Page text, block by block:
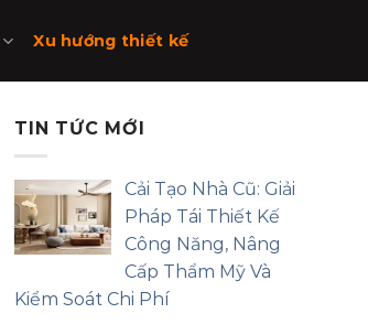
Xu hướng thiết kế
TIN TỨC MỚI
Cải Tạo Nhà Cũ: Giải
Pháp Tái Thiết Kế
Công Năng, Nâng
Cấp Thẩm Mỹ Và
Kiểm Soát Chi Phí